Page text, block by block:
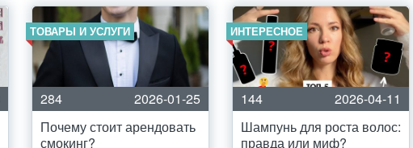
ТОВАРЫ И УСЛУГИ
284
2026-01-25
Почему стоит арендовать
смокинг?
ИНТЕРЕСНОЕ
144
2026-04-11
Шампунь для роста волос:
правда или миф?